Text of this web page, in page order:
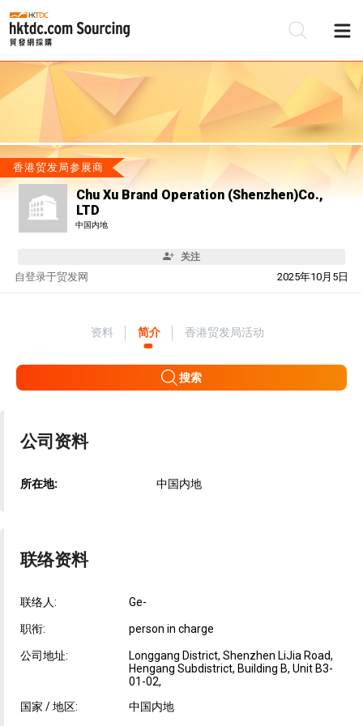
香港贸发局参展商
Chu Xu Brand Operation (Shenzhen)Co.,
LTD
中国内地
关注
自 2025年10月5日
登录于贸发网
资料 简介 香港贸发局活动
搜索
公司资料
所在地: 中国内地
联络资料
联络人: Ge-
职衔: person in charge
公司地址:
Longgang District, Shenzhen LiJia Road,
Hengang Subdistrict, Building B, Unit B3-
01-02,
国家 / 地区:
中国内地